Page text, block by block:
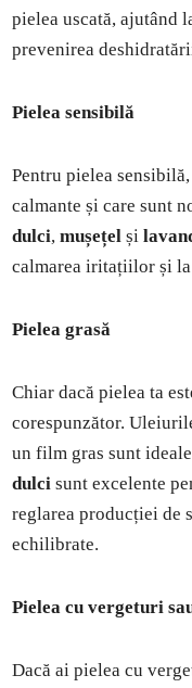
pielea uscată, ajutând
prevenirea
Pielea sensibilă
Pentru pielea
calmante și care sunt
dulci,mușețel și
calmarea iritațiilor și
Pielea grasă
Chiar dacă pielea ta
corespunzător.
un film gras sunt
dulci sunt excelente
reglarea producției de
echilibrate.
Pielea cu vergeturi
Dacă ai pielea cu